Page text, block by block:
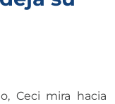
Ceci mira hacia